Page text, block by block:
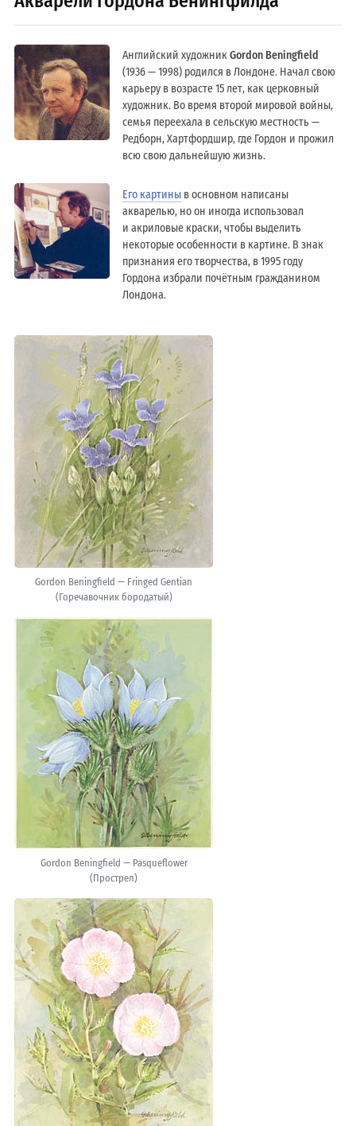
Английский художникGordon Beningfield
(1936 — 1998) родился в Лондоне. Начал свою
карьеру в возрасте 15 лет, как церковный
художник. Во время второй мировой войны,
семья переехала в сельскую местность —
Редборн, Хартфордшир, где Гордон и прожил
всю свою дальнейшую жизнь.
Его картины в основном написаны
акварелью, но он иногда использовал
и акриловые краски, чтобы выделить
некоторые особенности в картине. В знак
признания его творчества, в 1995 году
Гордона избрали почётным гражданином
Лондонa.
Gordon Beningfield — Fringed Gentian
(Горечавочник бородатый)
Gordon Beningfield — Pasqueflower
(Прострел)